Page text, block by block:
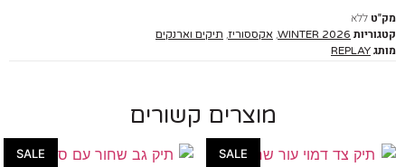
ללא
WINTER 2026
,אקססוריז,תיקים וארנקים
REPLAY
מוצרים קשורים
SALE
SALE